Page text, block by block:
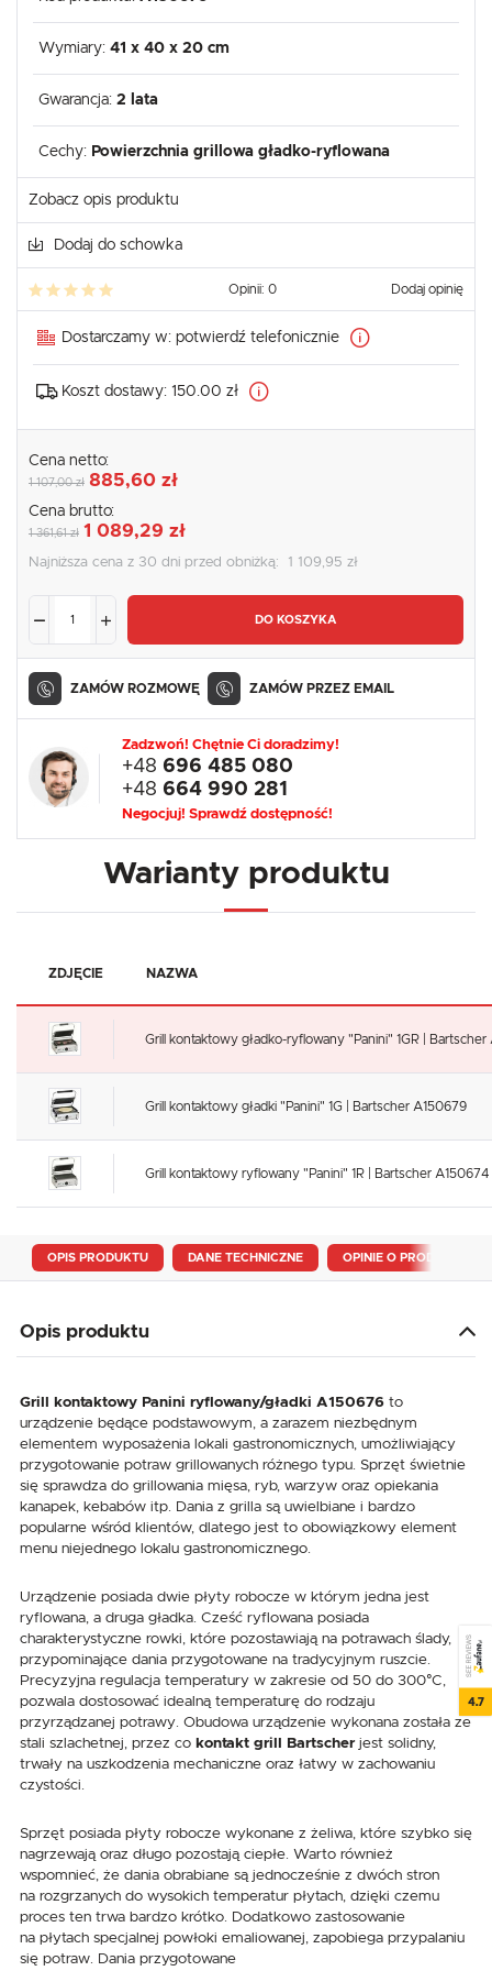
Wymiary: 41 x 40 x 20 cm
Gwarancja: 2 lata
Cechy: Powierzchnia grillowa gładko-ryflowana
Zobacz opis produktu
Dodaj do schowka
Opinii: 0 Dodaj opinię
Dostarczamy w: potwierdź telefonicznie
Koszt dostawy: 150.00 zł
Cena netto:
1 107,00 zł 885,60 zł
Cena brutto:
1 361,61 zł 1 089,29 zł
Najniższa cena z 30 dni przed obniżką: 1 109,95 zł
DO KOSZYKA
ZAMÓW ROZMOWĘ ZAMÓW PRZEZ EMAIL
Zadzwoń! Chętnie Ci doradzimy!
+48 696 485 080
+48 664 990 281
Negocjuj! Sprawdź dostępność!
Warianty produktu
ZDJĘCIE NAZWA
Grill kontaktowy gładko-ryflowany "Panini" 1GR | Bartscher
Grill kontaktowy gładki "Panini" 1G | Bartscher A150679
Grill kontaktowy ryflowany "Panini" 1R | Bartscher A150674
OPIS PRODUKTU DANE TECHNICZNE OPINIE O PRODUKCIE
Opis produktu
Grill kontaktowy Panini ryflowany/gładki A150676 to
urządzenie będące podstawowym, a zarazem niezbędnym
elementem wyposażenia lokali gastronomicznych, umożliwiający
przygotowanie potraw grillowanych różnego typu. Sprzęt świetnie
się sprawdza do grillowania mięsa, ryb, warzyw oraz opiekania
kanapek, kebabów itp. Dania z grilla są uwielbiane i bardzo
popularne wśród klientów, dlatego jest to obowiązkowy element
menu niejednego lokalu gastronomicznego.
Urządzenie posiada dwie płyty robocze w którym jedna jest
ryflowana, a druga gładka. Cześć ryflowana posiada
charakterystyczne rowki, które pozostawiają na potrawach ślady,
przypominające dania przygotowane na tradycyjnym ruszcie.
Precyzyjna regulacja temperatury w zakresie od 50 do 300°C,
pozwala dostosować idealną temperaturę do rodzaju
przyrządzanej potrawy. Obudowa urządzenie wykonana została ze
stali szlachetnej, przez co kontakt grill Bartscherjest solidny,
trwały na uszkodzenia mechaniczne oraz łatwy w zachowaniu
czystości.
Sprzęt posiada płyty robocze wykonane z żeliwa, które szybko się
nagrzewają oraz długo pozostają ciepłe. Warto również
wspomnieć, że dania obrabiane są jednocześnie z dwóch stron
na rozgrzanych do wysokich temperatur płytach, dzięki czemu
proces ten trwa bardzo krótko. Dodatkowo zastosowanie
na płytach specjalnej powłoki emaliowanej, zapobiega przypalaniu
się potraw. Dania przygotowane
SEE REVIEWS
4.7